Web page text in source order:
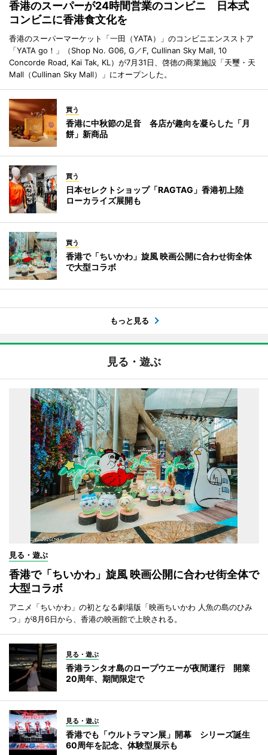
香港のスーパーが24時間営業のコンビニ 日本式
コンビニに香港食文化を
香港のスーパーマーケット「一田（YATA）」のコンビニエンスストア
「YATA go！」（Shop No. G06, G／F, Cullinan Sky Mall, 10
Concorde Road, Kai Tak, KL）が7月31日、啓徳の商業施設「天璽・天
Mall（Cullinan Sky Mall）」にオープンした。
買う
香港に中秋節の足音 各店が趣向を凝らした「月
餅」新商品
買う
日本セレクトショップ「RAGTAG」香港初上陸
ローカライズ展開も
買う
香港で「ちいかわ」旋風 映画公開に合わせ街全体
で大型コラボ
もっと見る
見る・遊ぶ
見る・遊ぶ
香港で「ちいかわ」旋風 映画公開に合わせ街全体で
大型コラボ
アニメ「ちいかわ」の初となる劇場版「映画ちいかわ 人魚の島のひみ
つ」が8月6日から、香港の映画館で上映される。
見る・遊ぶ
香港ランタオ島のロープウエーが夜間運行 開業
20周年、期間限定で
見る・遊ぶ
香港でも「ウルトラマン展」開幕 シリーズ誕生
60周年を記念、体験型展示も